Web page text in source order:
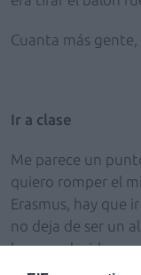
Cuanta más gente,
Ir a clase
Me parece un
quiero romper el
Erasmus, hay que
no deja de ser un
humo y decirles
Además, con la